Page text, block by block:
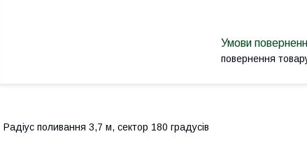
повернення
Радіус поливання 3,7 м, сектор 180 градусів